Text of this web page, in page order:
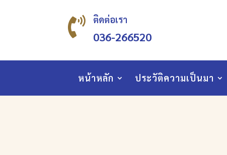
 ติดต่อเรา
036-266520
หน้าหลัก ประวัติความเป็นมา